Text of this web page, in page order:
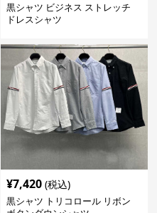
黒シャツ ビジネス ストレッチ
ドレスシャツ
¥7,420 (税込)
黒シャツ トリコロール リボン